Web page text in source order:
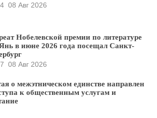
08 Авг 2026
Нобелевской премии по литературе
в июне 2026 года посещал Санкт-
08 Авг 2026
о межэтническом единстве направлен
к общественным услугам и